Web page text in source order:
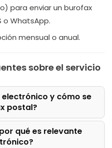
para enviar un burofax
o WhatsApp.
mensual o anual.
sobre el servicio
electrónico y cómo se
postal?
qué es relevante